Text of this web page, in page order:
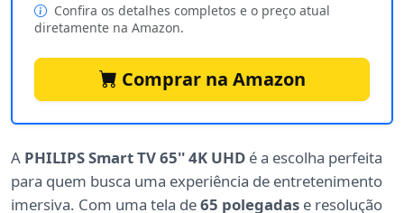
Confira os detalhes completos e o preço atual
diretamente na Amazon.
Comprar na Amazon
A PHILIPS Smart TV 65'' 4K UHD é a escolha perfeita
para quem busca uma experiência de entretenimento
imersiva. Com uma tela de65 polegadas e resolução